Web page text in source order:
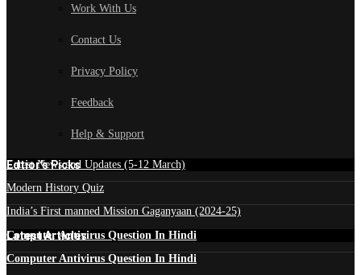
Work With Us
Contact Us
Privacy Policy
Feedback
Help & Support
Edtior's Picks
Latest News and Updates (5-12 March)
Modern History Quiz
India’s First manned Mission Gaganyaan (2024-25)
Latest Articles
Computer Antivirus Question In Hindi
Computer Antivirus Question In Hindi